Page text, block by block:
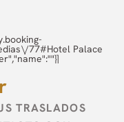
77#Hotel Palace
TRASLADOS